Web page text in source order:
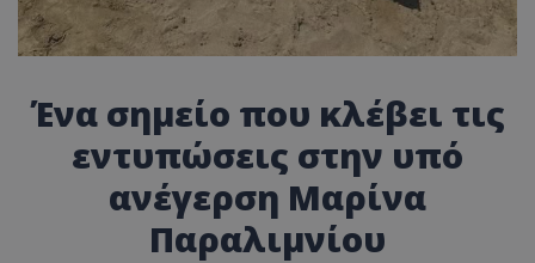
Ένα σημείο που κλέβει τις
εντυπώσεις στην υπό
ανέγερση Μαρίνα
Παραλιμνίου